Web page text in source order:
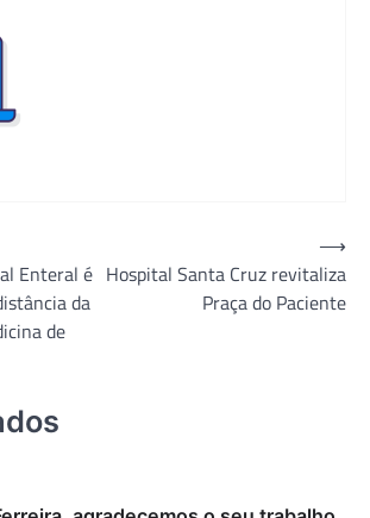
Enteral é
da
de
Hospital Santa Cruz revitaliza
Praça do Paciente
⟶